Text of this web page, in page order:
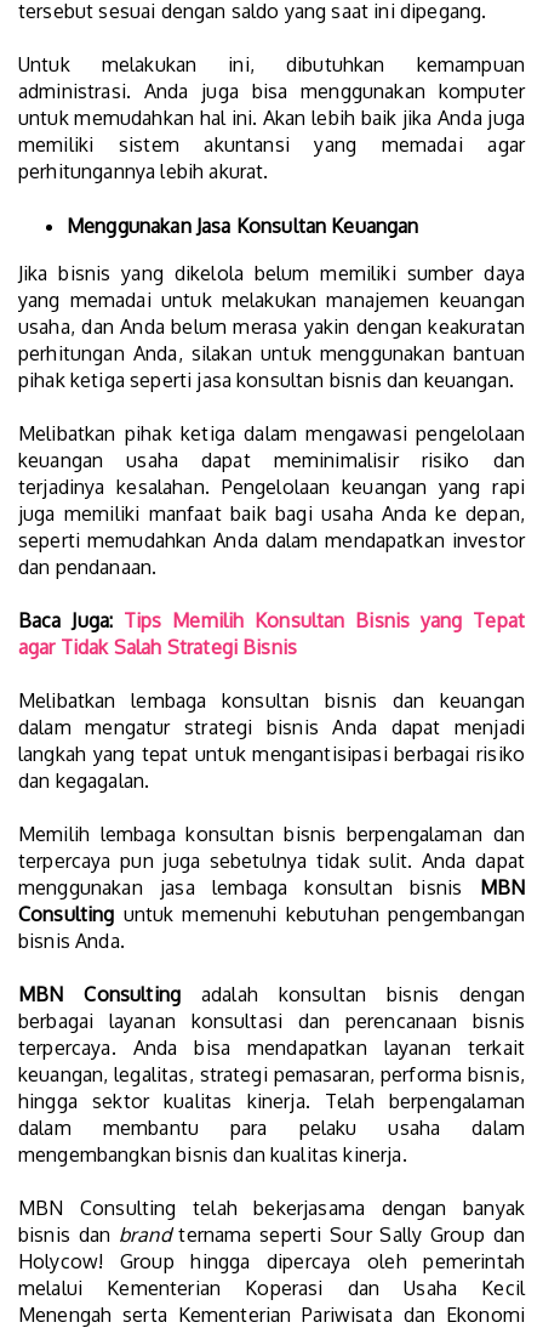
tersebut sesuai dengan saldo yang saat ini dipegang.
Untuk melakukan ini, dibutuhkan kemampuan
administrasi. Anda juga bisa menggunakan komputer
untuk memudahkan hal ini. Akan lebih baik jika Anda juga
memiliki sistem akuntansi yang memadai agar
perhitungannya lebih akurat.
Menggunakan Jasa Konsultan Keuangan
Jika bisnis yang dikelola belum memiliki sumber daya
yang memadai untuk melakukan manajemen keuangan
usaha, dan Anda belum merasa yakin dengan keakuratan
perhitungan Anda, silakan untuk menggunakan bantuan
pihak ketiga seperti jasa konsultan bisnis dan keuangan.
Melibatkan pihak ketiga dalam mengawasi pengelolaan
keuangan usaha dapat meminimalisir risiko dan
terjadinya kesalahan. Pengelolaan keuangan yang rapi
juga memiliki manfaat baik bagi usaha Anda ke depan,
seperti memudahkan Anda dalam mendapatkan investor
dan pendanaan.
Baca Juga: Tips Memilih Konsultan Bisnis yang Tepat
agar Tidak Salah Strategi Bisnis
Melibatkan lembaga konsultan bisnis dan keuangan
dalam mengatur strategi bisnis Anda dapat menjadi
langkah yang tepat untuk mengantisipasi berbagai risiko
dan kegagalan.
Memilih lembaga konsultan bisnis berpengalaman dan
terpercaya pun juga sebetulnya tidak sulit. Anda dapat
menggunakan jasa lembaga konsultan bisnis MBN
Consulting untuk memenuhi kebutuhan pengembangan
bisnis Anda.
MBN Consulting adalah konsultan bisnis dengan
berbagai layanan konsultasi dan perencanaan bisnis
terpercaya. Anda bisa mendapatkan layanan terkait
keuangan, legalitas, strategi pemasaran, performa bisnis,
hingga sektor kualitas kinerja. Telah berpengalaman
dalam membantu para pelaku usaha dalam
mengembangkan bisnis dan kualitas kinerja.
MBN Consulting telah bekerjasama dengan banyak
bisnis dan brandternama seperti Sour Sally Group dan
Holycow! Group hingga dipercaya oleh pemerintah
melalui Kementerian Koperasi dan Usaha Kecil
Menengah serta Kementerian Pariwisata dan Ekonomi